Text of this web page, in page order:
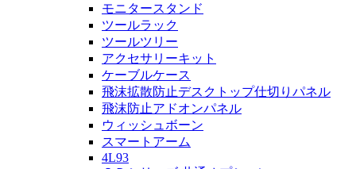
モニタースタンド
ツールラック
ツールツリー
アクセサリーキット
ケーブルケース
飛沫拡散防止デスクトップ仕切りパネル
飛沫防止アドオンパネル
ウィッシュボーン
スマートアーム
4L93